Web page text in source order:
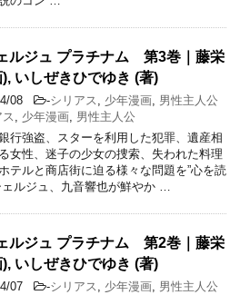
ルジュ プラチナム 第3巻｜藤栄
いしぜきひでゆき (著)
08 -シリアス , 少年漫画, 男性主人公
, 少年漫画, 男性主人公
行強盗、スターを利用した犯罪、遺産相
女性、迷子の少女の捜索、失われた料理
テルと商店街に迫る様々な問題を”心を読
ェルジュ、九音響也が鮮やか …
ルジュ プラチナム 第2巻｜藤栄
いしぜきひでゆき (著)
07 -シリアス , 少年漫画, 男性主人公